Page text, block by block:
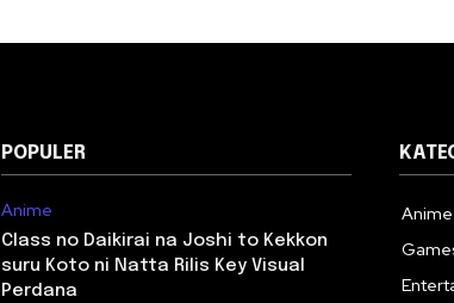
POPULER
Anime
Class no Daikirai na Joshi to Kekkon
suru Koto ni Natta Rilis Key Visual
Perdana
Anime